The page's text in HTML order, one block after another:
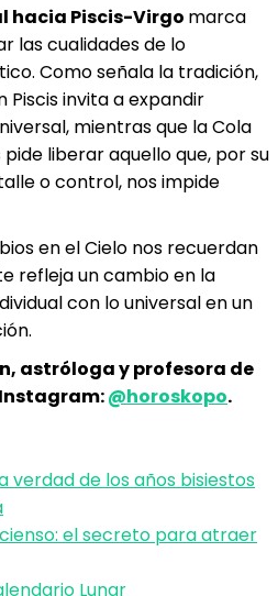
hacia Piscis-Virgo marca
las cualidades de lo
Como señala la tradición,
Piscis invita a expandir
mientras que la Cola
liberar aquello que, por su
o control, nos impide
en el Cielo nos recuerdan
refleja un cambio en la
con lo universal en un
astróloga y profesora de
@horoskopo.
verdad de los años bisiestos
el secreto para atraer
Lunar